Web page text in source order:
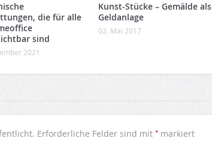
die für alle
sind
2021
Kunst-Stücke – Gemälde als
Geldanlage
02. Mai 2017
Erforderliche Felder sind mit * markiert